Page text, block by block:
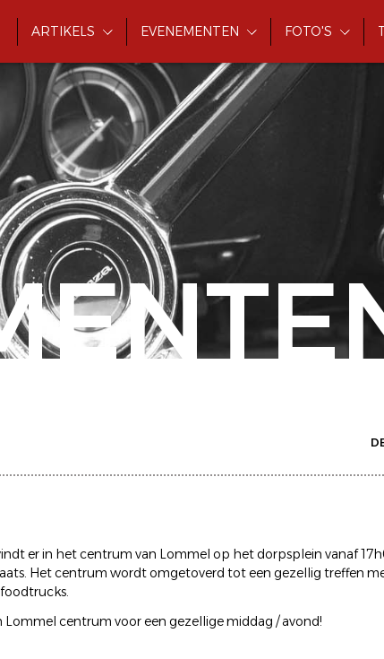
ARTIKELS EVENEMENTEN FOTO'S
er in het centrum van Lommel op het dorpsplein vanaf
Het centrum wordt omgetoverd tot een gezellig treffen
Lommel centrum voor een gezellige middag / avond!